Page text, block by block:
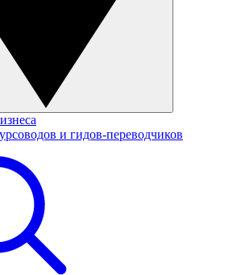
и гидов-переводчиков